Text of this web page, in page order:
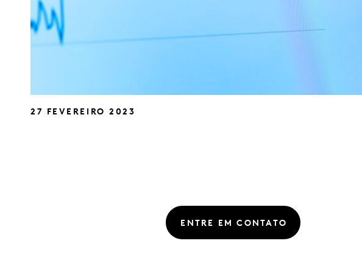
27 FEVEREIRO 2023
ENTRE EM CONTATO